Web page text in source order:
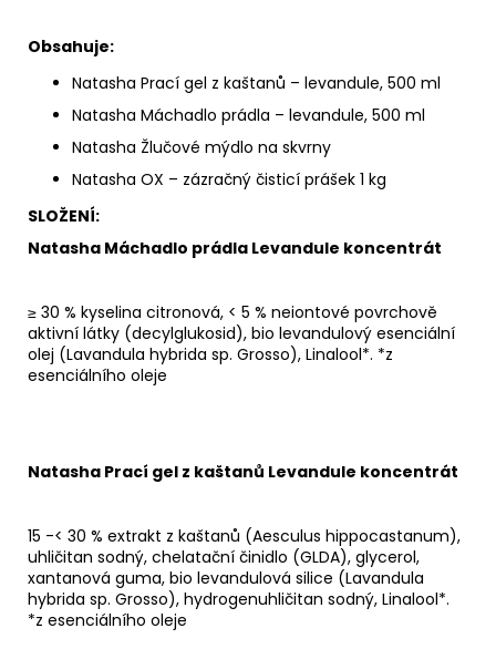
Obsahuje:
Natasha Prací gel z kaštanů – levandule, 500 ml
Natasha Máchadlo prádla – levandule, 500 ml
Natasha Žlučové mýdlo na skvrny
Natasha OX – zázračný čisticí prášek 1 kg
SLOŽENÍ:
Natasha Máchadlo prádla Levandule koncentrát
≥ 30 % kyselina citronová, < 5 % neiontové povrchově
aktivní látky (decylglukosid), bio levandulový esenciální
olej (Lavandula hybrida sp. Grosso), Linalool*. *z
esenciálního oleje
Natasha Prací gel z kaštanů Levandule koncentrát
15 -< 30 % extrakt z kaštanů (Aesculus hippocastanum),
uhličitan sodný, chelatační činidlo (GLDA), glycerol,
xantanová guma, bio levandulová silice (Lavandula
hybrida sp. Grosso), hydrogenuhličitan sodný, Linalool*.
*z esenciálního oleje